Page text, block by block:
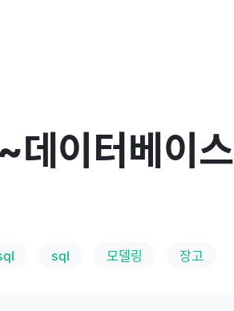
이터베이스
sql 모델링 장고